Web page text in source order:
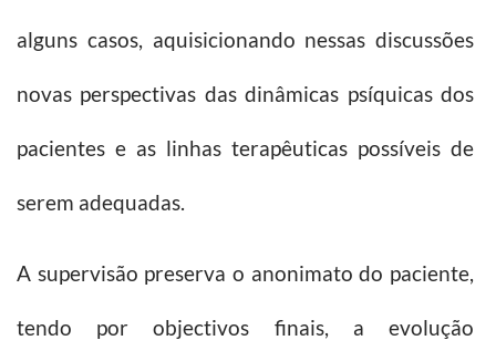
alguns casos, aquisicionando nessas discussões
novas perspectivas das dinâmicas psíquicas dos
pacientes e as linhas terapêuticas possíveis de
serem adequadas.
A supervisão preserva o anonimato do paciente,
tendo por objectivos finais, a evolução